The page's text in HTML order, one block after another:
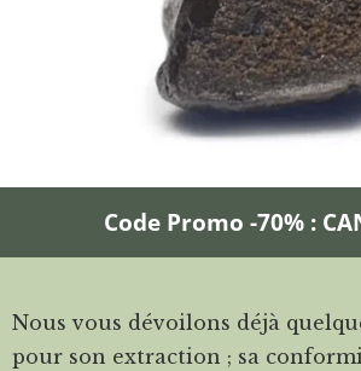
Code Promo -70% :
Nous vous dévoilons déjà
pour son extraction ; sa